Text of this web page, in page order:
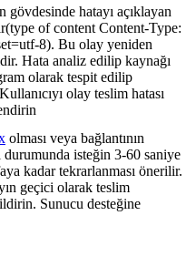
gövdesinde hatayı açıklayan
of content Content-Type:
8). Bu olay yeniden
Hata analiz edilip kaynağı
olarak tespit edilip
olay teslim hatası
olması veya bağlantının
durumunda isteğin 3-60 saniye
kadar tekrarlanması önerilir.
geçici olarak teslim
Sunucu desteğine